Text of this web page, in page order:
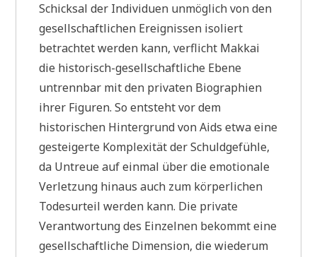
Schicksal der Individuen unmöglich von den
gesellschaftlichen Ereignissen isoliert
betrachtet werden kann, verflicht Makkai
die historisch-gesellschaftliche Ebene
untrennbar mit den privaten Biographien
ihrer Figuren. So entsteht vor dem
historischen Hintergrund von Aids etwa eine
gesteigerte Komplexität der Schuldgefühle,
da Untreue auf einmal über die emotionale
Verletzung hinaus auch zum körperlichen
Todesurteil werden kann. Die private
Verantwortung des Einzelnen bekommt eine
gesellschaftliche Dimension, die wiederum